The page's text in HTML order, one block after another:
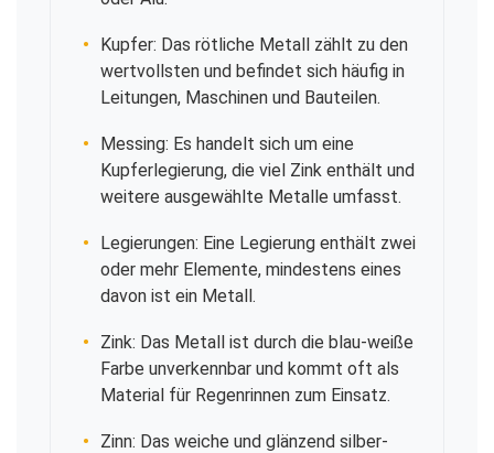
Kupfer: Das rötliche Metall zählt zu den
wertvollsten und befindet sich häufig in
Leitungen, Maschinen und Bauteilen.
Messing: Es handelt sich um eine
Kupferlegierung, die viel Zink enthält und
weitere ausgewählte Metalle umfasst.
Legierungen: Eine Legierung enthält zwei
oder mehr Elemente, mindestens eines
davon ist ein Metall.
Zink: Das Metall ist durch die blau-weiße
Farbe unverkennbar und kommt oft als
Material für Regenrinnen zum Einsatz.
Zinn: Das weiche und glänzend silber-